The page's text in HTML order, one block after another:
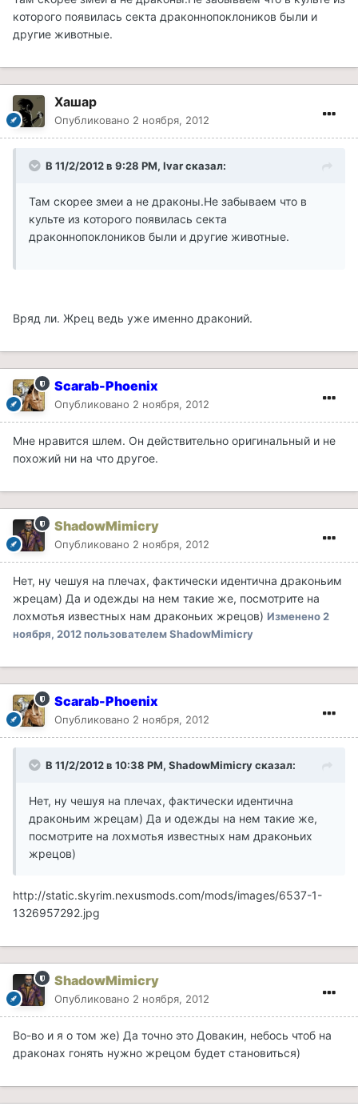
которого появилась секта драконнопоклоников были и
другие животные.
Хашар
Опубликовано 2 ноября, 2012
В 11/2/2012 в 9:28 PM, Ivar сказал:
Там скорее змеи а не драконы.Не забываем что в
культе из которого появилась секта
драконнопоклоников были и другие животные.
Вряд ли. Жрец ведь уже именно драконий.
Scarab-Phoenix
Опубликовано 2 ноября, 2012
Мне нравится шлем. Он действительно оригинальный и не
похожий ни на что другое.
ShadowMimicry
Опубликовано 2 ноября, 2012
Нет, ну чешуя на плечах, фактически идентична драконьим
жрецам) Да и одежды на нем такие же, посмотрите на
лохмотья известных нам драконьих жрецов) Изменено2
ноября, 2012пользователем ShadowMimicry
Scarab-Phoenix
Опубликовано 2 ноября, 2012
В 11/2/2012 в 10:38 PM, ShadowMimicry сказал:
Нет, ну чешуя на плечах, фактически идентична
драконьим жрецам) Да и одежды на нем такие же,
посмотрите на лохмотья известных нам драконьих
жрецов)
http://static.skyrim.nexusmods.com/mods/images/6537-1-
1326957292.jpg
ShadowMimicry
Опубликовано 2 ноября, 2012
Во-во и я о том же) Да точно это Довакин, небось чтоб на
драконах гонять нужно жрецом будет становиться)